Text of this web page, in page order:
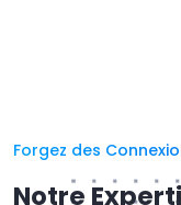
Forgez des
Notre